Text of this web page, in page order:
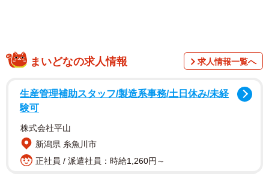
戦国武将、明智光秀を名君とたたえ、地域をPRしてきた
った6月2日から光秀が亡くなる14日にかけては、いわば強
化期間となっている。
昨年は市内の主な場所に福知山限定の「明智光秀が話す
自動販売機」を設置。これが大きな反響を呼んだ。人気イ
まいどなの求人情報 求人情報一覧へ
生産管理補助スタッフ/製造系事務/土日休み/未経
験可
株式会社平山
新潟県 糸魚川市
正社員 / 派遣社員：時給1,260円～